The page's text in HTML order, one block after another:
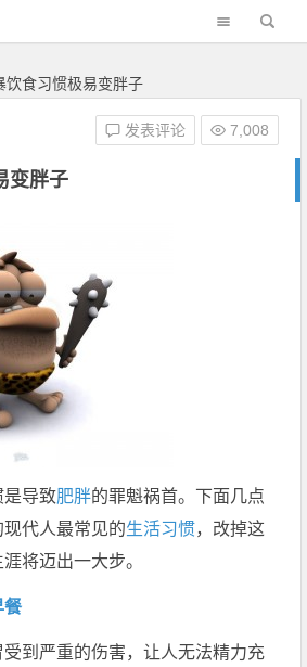
饮食习惯极易变胖子
变胖子
发表评论 7,008
是导致肥胖的罪魁祸首。下面几点
代人最常见的生活习惯，改掉这
涯将迈出一大步。
餐
到严重的伤害，让人无法精力充